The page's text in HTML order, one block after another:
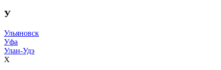
У
Ульяновск
Уфа
Улан-Удэ
Х